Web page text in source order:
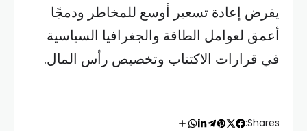
يفرض إعادة تسعير أوسع للمخاطر ودمجًا
أعمق لعوامل الطاقة والجغرافيا السياسية
في قرارات الاكتتاب وتخصيص رأس المال.
Shares: